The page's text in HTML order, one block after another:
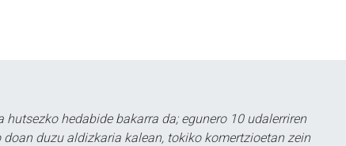
hutsezko hedabide bakarra da; egunero 10 udalerriren
duzu aldizkaria kalean, tokiko komertzioetan zein